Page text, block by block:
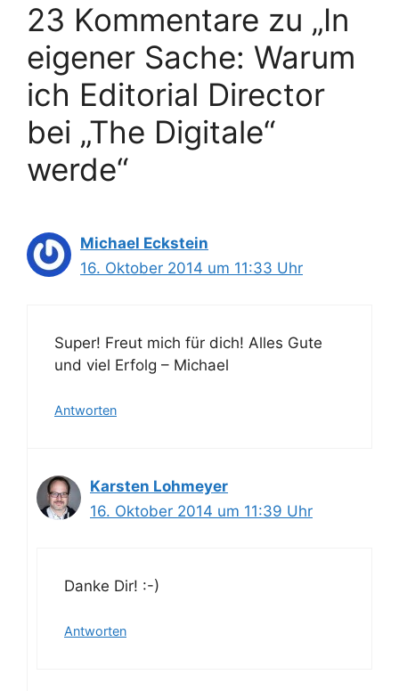
23 Kommentare zu „In
eigener Sache: Warum
ich Editorial Director
bei „The Digitale“
werde“
Michael Eckstein
16. Oktober 2014 um 11:33 Uhr
Super! Freut mich für dich! Alles Gute
und viel Erfolg – Michael
Antworten
Karsten Lohmeyer
16. Oktober 2014 um 11:39 Uhr
Danke Dir! :-)
Antworten